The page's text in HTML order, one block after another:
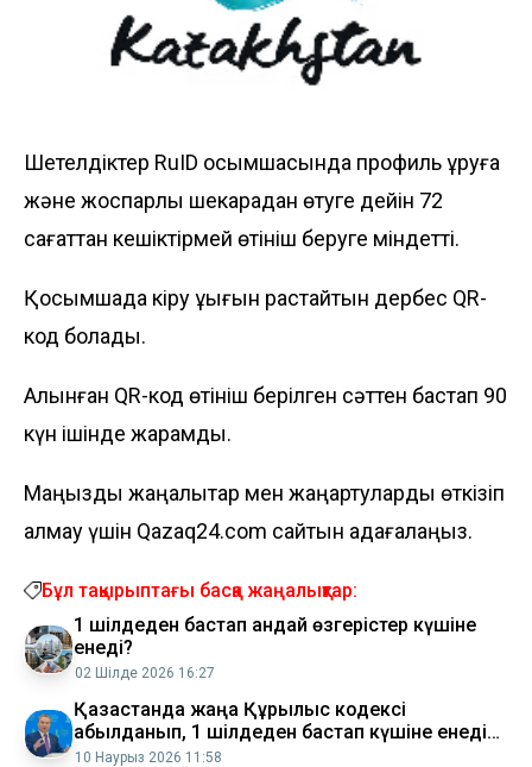
Шетелдіктер RuID қосымшасында профиль құруға
және жоспарлы шекарадан өтуге дейін 72
сағаттан кешіктірмей өтініш беруге міндетті.
Қосымшада кіру құқығын растайтын дербес QR-
код болады.
Алынған QR-код өтініш берілген сәттен бастап 90
күн ішінде жарамды.
Маңызды жаңалықтар мен жаңартуларды өткізіп
алмау үшін Qazaq24.com сайтын қадағалаңыз.
Бұл тақырыптағы басқа жаңалықтар:
1 шілдеден бастап қандай өзгерістер күшіне
енеді?
02 Шілде 2026 16:27
Қазақстанда жаңа Құрылыс кодексі
қабылданып, 1 шілдеден бастап күшіне енеді
министр
10 Наурыз 2026 11:58